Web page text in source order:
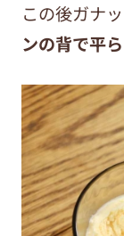
この後ガナ
ンの背で平